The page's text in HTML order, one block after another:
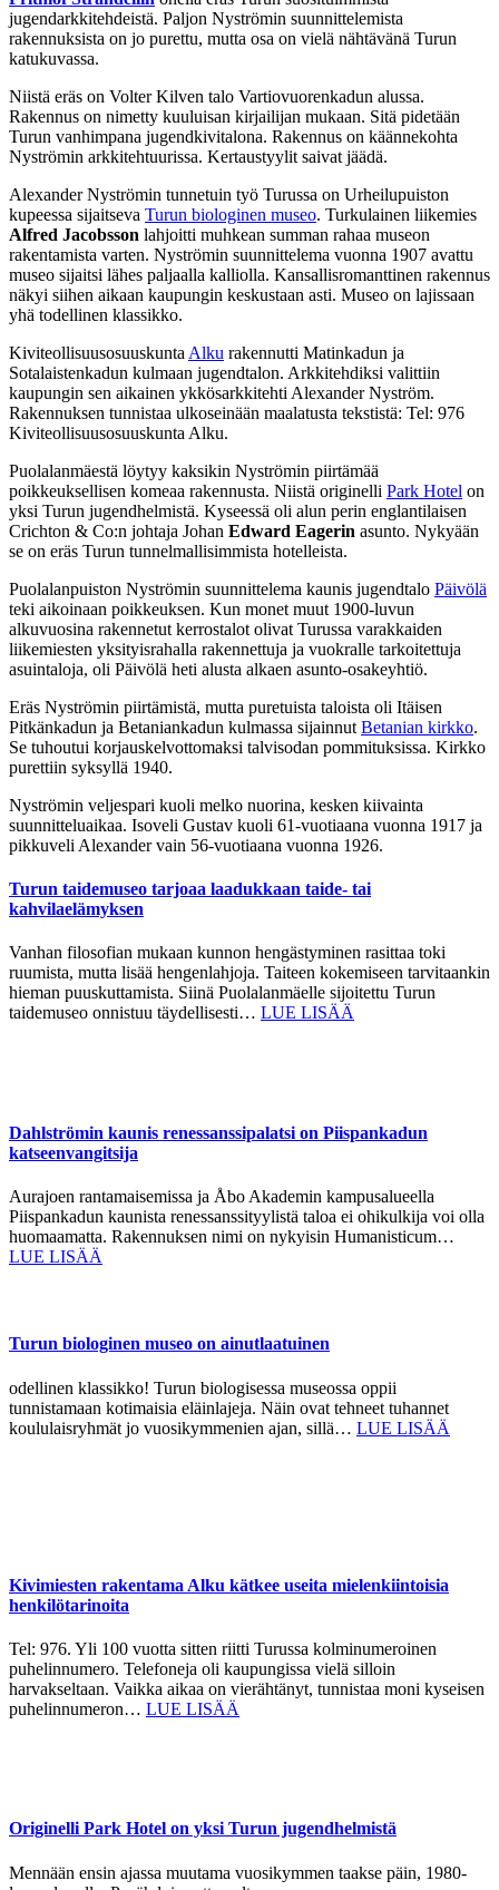
jugendarkkitehdeistä. Paljon Nyströmin suunnittelemista
rakennuksista on jo purettu, mutta osa on vielä nähtävänä Turun
katukuvassa.
Niistä eräs on Volter Kilven talo Vartiovuorenkadun alussa.
Rakennus on nimetty kuuluisan kirjailijan mukaan. Sitä pidetään
Turun vanhimpana jugendkivitalona. Rakennus on käännekohta
Nyströmin arkkitehtuurissa. Kertaustyylit saivat jäädä.
Alexander Nyströmin tunnetuin työ Turussa on Urheilupuiston
kupeessa sijaitseva Turun biologinen museo. Turkulainen liikemies
Alfred Jacobsson lahjoitti muhkean summan rahaa museon
rakentamista varten. Nyströmin suunnittelema vuonna 1907 avattu
museo sijaitsi lähes paljaalla kalliolla. Kansallisromanttinen rakennus
näkyi siihen aikaan kaupungin keskustaan asti. Museo on lajissaan
yhä todellinen klassikko.
Kiviteollisuusosuuskunta Alku rakennutti Matinkadun ja
Sotalaistenkadun kulmaan jugendtalon. Arkkitehdiksi valittiin
kaupungin sen aikainen ykkösarkkitehti Alexander Nyström.
Rakennuksen tunnistaa ulkoseinään maalatusta tekstistä: Tel: 976
Kiviteollisuusosuuskunta Alku.
Puolalanmäestä löytyy kaksikin Nyströmin piirtämää
poikkeuksellisen komeaa rakennusta. Niistä originelli Park Hotel on
yksi Turun jugendhelmistä. Kyseessä oli alun perin englantilaisen
Crichton & Co:n johtaja Johan Edward Eagerin asunto. Nykyään
se on eräs Turun tunnelmallisimmista hotelleista.
Puolalanpuiston Nyströmin suunnittelema kaunis jugendtalo Päivölä
teki aikoinaan poikkeuksen. Kun monet muut 1900-luvun
alkuvuosina rakennetut kerrostalot olivat Turussa varakkaiden
liikemiesten yksityisrahalla rakennettuja ja vuokralle tarkoitettuja
asuintaloja, oli Päivölä heti alusta alkaen asunto-osakeyhtiö.
Eräs Nyströmin piirtämistä, mutta puretuista taloista oli Itäisen
Pitkänkadun ja Betaniankadun kulmassa sijainnut Betanian kirkko.
Se tuhoutui korjauskelvottomaksi talvisodan pommituksissa. Kirkko
purettiin syksyllä 1940.
Nyströmin veljespari kuoli melko nuorina, kesken kiivainta
suunnitteluaikaa. Isoveli Gustav kuoli 61-vuotiaana vuonna 1917 ja
pikkuveli Alexander vain 56-vuotiaana vuonna 1926.
Turun taidemuseo tarjoaa laadukkaan taide- tai
kahvilaelämyksen
Vanhan filosofian mukaan kunnon hengästyminen rasittaa toki
ruumista, mutta lisää hengenlahjoja. Taiteen kokemiseen tarvitaankin
hieman puuskuttamista. Siinä Puolalanmäelle sijoitettu Turun
taidemuseo onnistuu täydellisesti… LUE LISÄÄ
Dahlströmin kaunis renessanssipalatsi on Piispankadun
katseenvangitsija
Aurajoen rantamaisemissa ja Åbo Akademin kampusalueella
Piispankadun kaunista renessanssityylistä taloa ei ohikulkija voi olla
huomaamatta. Rakennuksen nimi on nykyisin Humanisticum…
LUE LISÄÄ
Turun biologinen museo on ainutlaatuinen
odellinen klassikko! Turun biologisessa museossa oppii
tunnistamaan kotimaisia eläinlajeja. Näin ovat tehneet tuhannet
koululaisryhmät jo vuosikymmenien ajan, sillä… LUE LISÄÄ
Kivimiesten rakentama Alku kätkee useita mielenkiintoisia
henkilötarinoita
Tel: 976. Yli 100 vuotta sitten riitti Turussa kolminumeroinen
puhelinnumero. Telefoneja oli kaupungissa vielä silloin
harvakseltaan. Vaikka aikaa on vierähtänyt, tunnistaa moni kyseisen
puhelinnumeron… LUE LISÄÄ
Originelli Park Hotel on yksi Turun jugendhelmistä
Mennään ensin ajassa muutama vuosikymmen taakse päin, 1980-